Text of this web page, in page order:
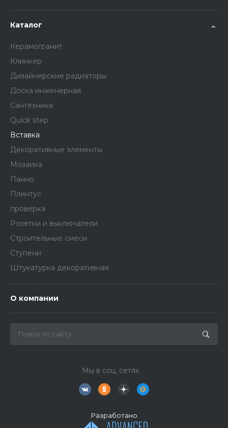
Каталог
Керамогранит
Клинкер
Дизайнерские радиаторы
Доска инженерная
Сантехника
Quick step
Вставка
Декоративные элементы
Мозаика
Панно
Плинтус
проверка
Розетки и выключатели
Строительные смеси
Ступени
Штукатурка декоративная
О компании
Мы в соц. сетях
Разработано